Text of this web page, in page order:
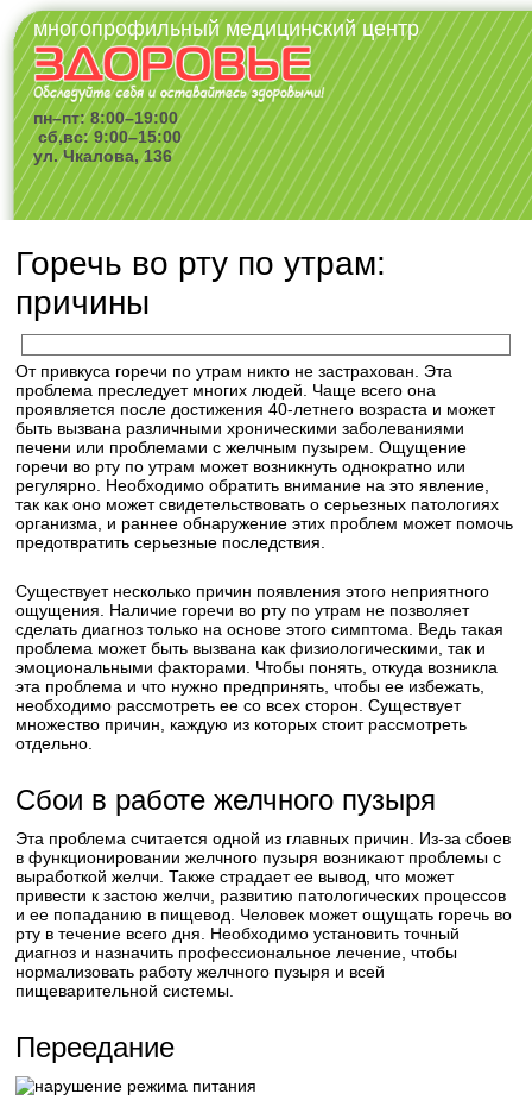
многопрофильный медицинский центр
пн–пт: 8:00–19:00
сб,вс: 9:00–15:00
ул. Чкалова, 136
Горечь во рту по утрам:
причины
От привкуса горечи по утрам никто не застрахован. Эта
проблема преследует многих людей. Чаще всего она
проявляется после достижения 40-летнего возраста и может
быть вызвана различными хроническими заболеваниями
печени или проблемами с желчным пузырем. Ощущение
горечи во рту по утрам может возникнуть однократно или
регулярно. Необходимо обратить внимание на это явление,
так как оно может свидетельствовать о серьезных патологиях
организма, и раннее обнаружение этих проблем может помочь
предотвратить серьезные последствия.
Существует несколько причин появления этого неприятного
ощущения. Наличие горечи во рту по утрам не позволяет
сделать диагноз только на основе этого симптома. Ведь такая
проблема может быть вызвана как физиологическими, так и
эмоциональными факторами. Чтобы понять, откуда возникла
эта проблема и что нужно предпринять, чтобы ее избежать,
необходимо рассмотреть ее со всех сторон. Существует
множество причин, каждую из которых стоит рассмотреть
отдельно.
Сбои в работе желчного пузыря
Эта проблема считается одной из главных причин. Из-за сбоев
в функционировании желчного пузыря возникают проблемы с
выработкой желчи. Также страдает ее вывод, что может
привести к застою желчи, развитию патологических процессов
и ее попаданию в пищевод. Человек может ощущать горечь во
рту в течение всего дня. Необходимо установить точный
диагноз и назначить профессиональное лечение, чтобы
нормализовать работу желчного пузыря и всей
пищеварительной системы.
Переедание